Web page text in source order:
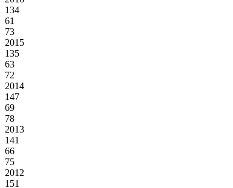
134
61
73
2015
135
63
72
2014
147
69
78
2013
141
66
75
2012
151